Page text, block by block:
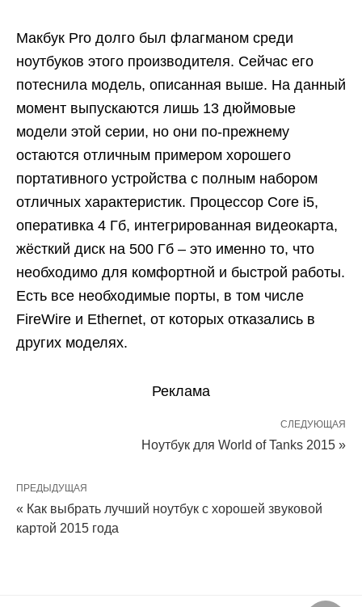
Макбук Pro долго был флагманом среди
ноутбуков этого производителя. Сейчас его
потеснила модель, описанная выше. На данный
момент выпускаются лишь 13 дюймовые
модели этой серии, но они по-прежнему
остаются отличным примером хорошего
портативного устройства с полным набором
отличных характеристик. Процессор Core i5,
оперативка 4 Гб, интегрированная видеокарта,
жёсткий диск на 500 Гб – это именно то, что
необходимо для комфортной и быстрой работы.
Есть все необходимые порты, в том числе
FireWire и Ethernet, от которых отказались в
других моделях.
Реклама
СЛЕДУЮЩАЯ
Ноутбук для World of Tanks 2015 »
ПРЕДЫДУЩАЯ
« Как выбрать лучший ноутбук с хорошей звуковой
картой 2015 года